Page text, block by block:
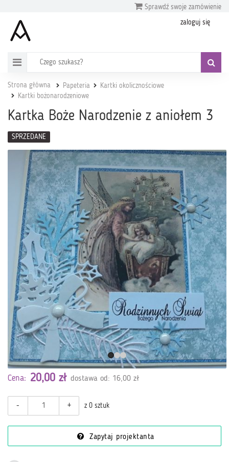
Sprawdź swoje zamówienie
zaloguj się
Strona główna Papeteria
Kartki okolicznościowe
Kartki bożonarodzeniowe
Kartka Boże Narodzenie z aniołem 3
SPRZEDANE
Cena: 20,00 zł dostawa od: 16,00 zł
- + z 0 sztuk
Zapytaj projektanta